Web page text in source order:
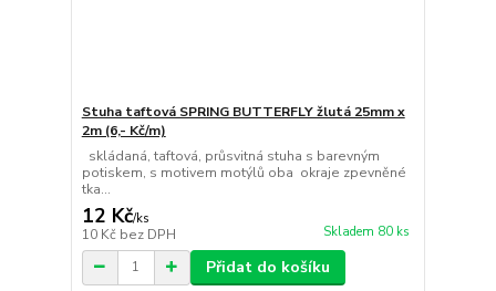
Stuha taftová SPRING BUTTERFLY žlutá 25mm x
2m (6,- Kč/m)
skládaná, taftová, průsvitná stuha s barevným
potiskem, s motivem motýlů oba okraje zpevněné
tka...
12 Kč/ks
10 Kč bez DPH Skladem 80 ks
Přidat do košíku